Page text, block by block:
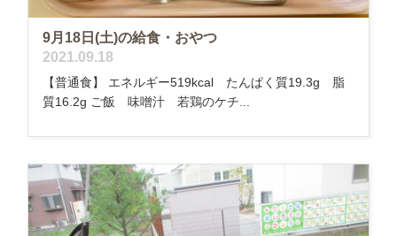
9月18日(土)の給食・おやつ
2021.09.18
【普通食】 エネルギー519kcal たんぱく質19.3g 脂
質16.2g ご飯 味噌汁 若鶏のケチ...